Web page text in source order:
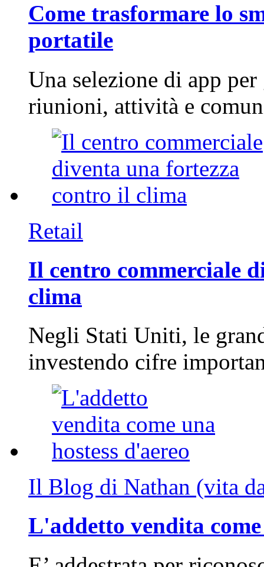
Come trasformare lo
portatile
Una selezione di app
riunioni, attività e
Retail
Il centro commerciale
clima
Negli Stati Uniti, le
investendo cifre
Il Blog di Nathan (vita
L'addetto vendita